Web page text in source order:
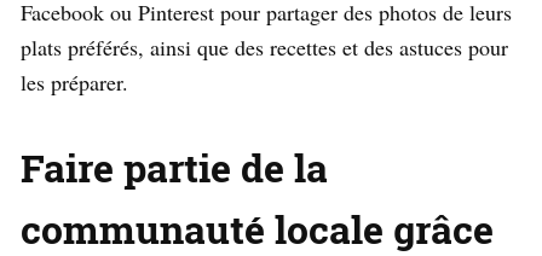
Facebook ou Pinterest pour partager des photos de leurs
plats préférés, ainsi que des recettes et des astuces pour
les préparer.
Faire partie de la
communauté locale grâce